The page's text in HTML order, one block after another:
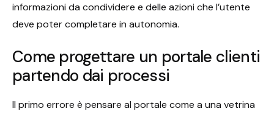
informazioni da condividere e delle azioni che l’utente
deve poter completare in autonomia.
Come progettare un portale clienti
partendo dai processi
Il primo errore è pensare al portale come a una vetrina